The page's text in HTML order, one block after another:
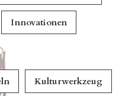
Innovationen
Kulturwerkzeug